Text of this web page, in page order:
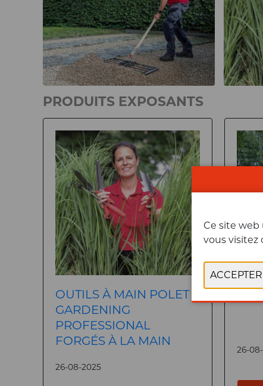
PRODUITS EXPOSANTS
OUTILS À MAIN POLET
GARDENING
PROFESSIONAL
FORGÉS À LA MAIN
26-08-2025
26-
Ce site web
vous visitez